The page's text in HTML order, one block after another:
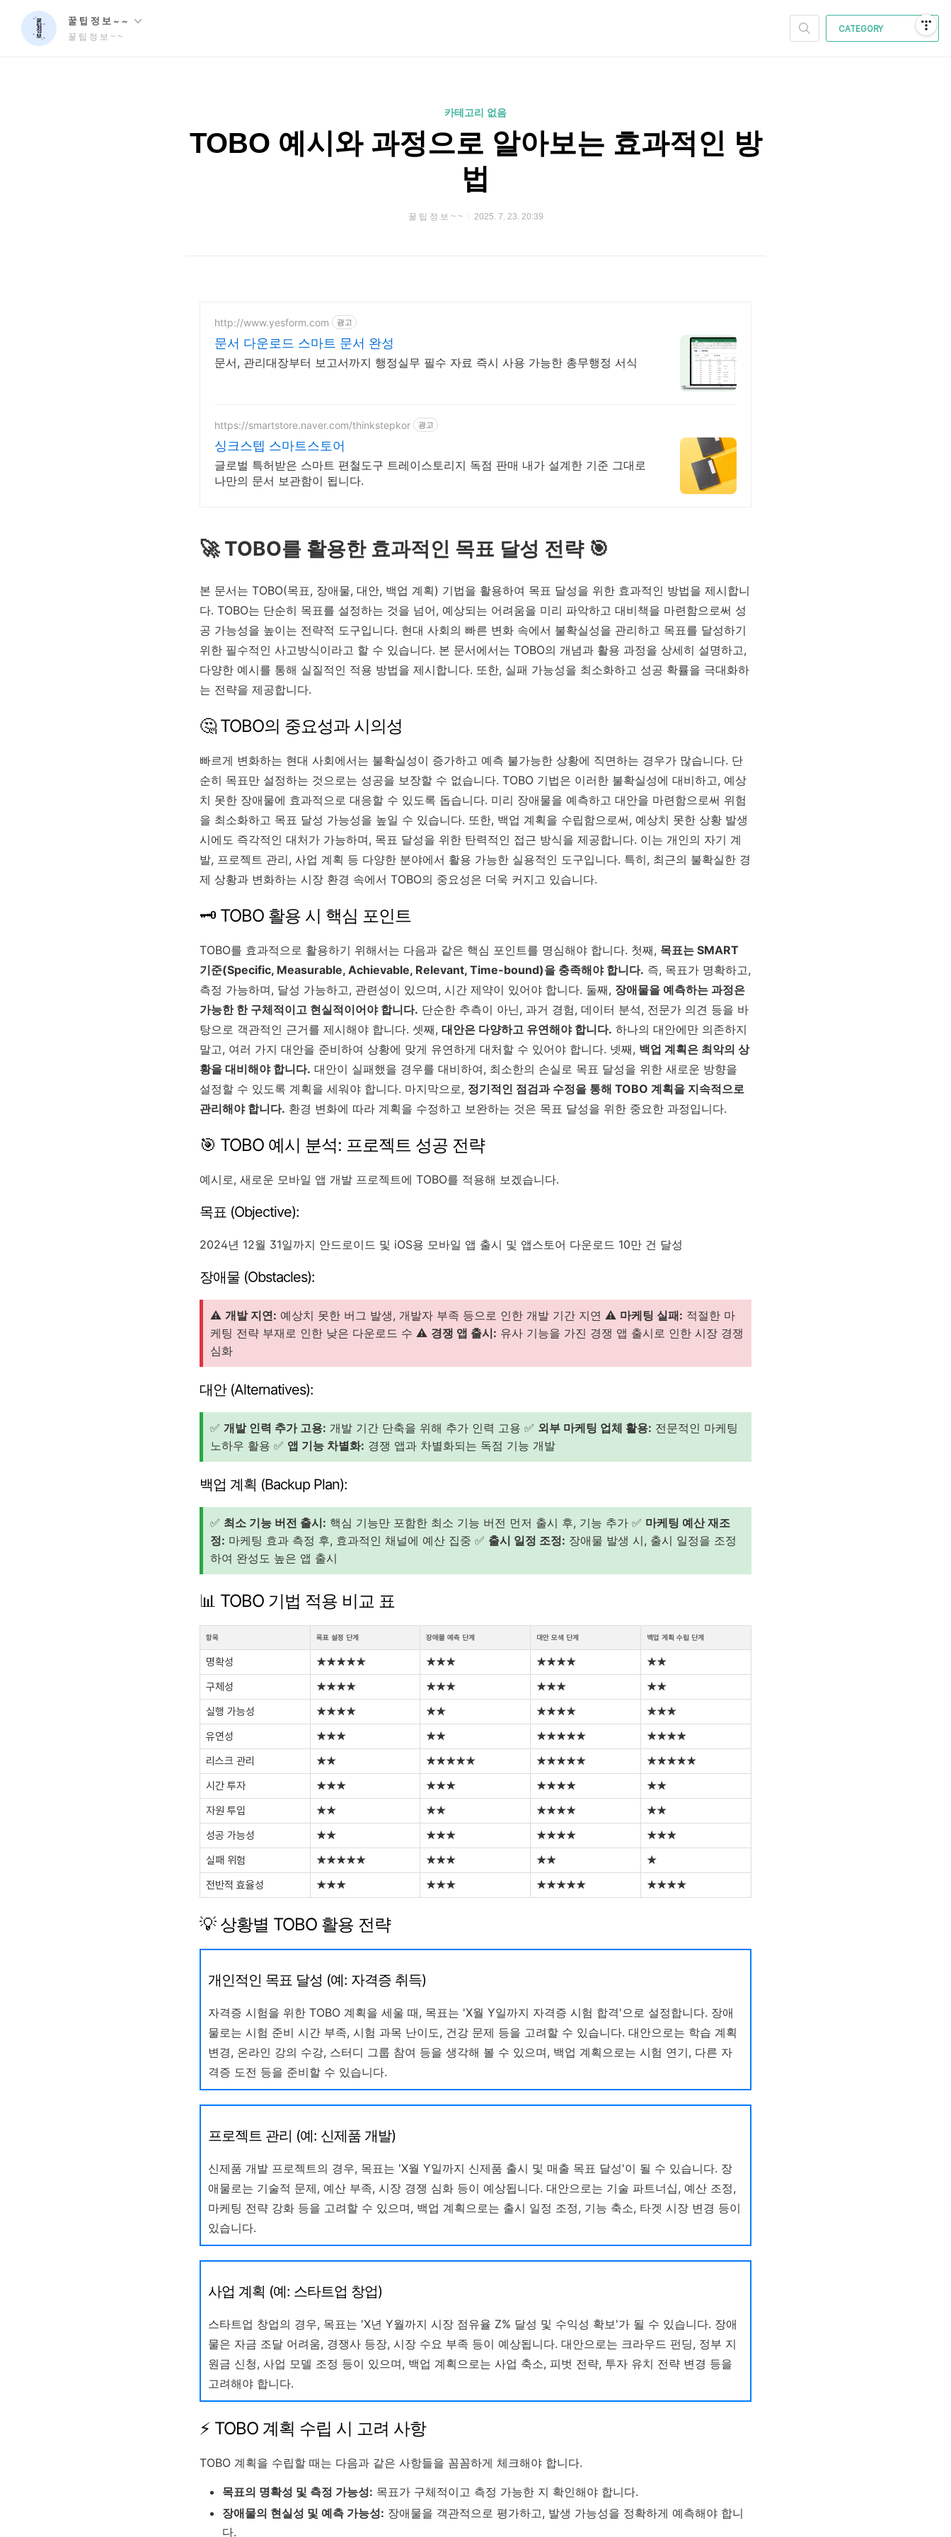
꿀 팁 정 보 ~ ~
꿀 팁 정 보 ~ ~
CATEGORY
카테고리 없음
TOBO 예시와 과정으로 알아보는 효과적인 방
법
꿀 팁 정 보 ~ ~ 2025. 7. 23. 20:39
http://www.yesform.com 광고
문서 다운로드 스마트 문서 완성
문서, 관리대장부터 보고서까지 행정실무 필수 자료 즉시 사용 가능한 총무행정 서식
https://smartstore.naver.com/thinkstepkor 광고
싱크스텝 스마트스토어
글로벌 특허받은 스마트 편철도구 트레이스토리지 독점 판매 내가 설계한 기준 그대로
나만의 문서 보관함이 됩니다.
🚀 TOBO를 활용한 효과적인 목표 달성 전략 🎯
본 문서는 TOBO(목표, 장애물, 대안, 백업 계획) 기법을 활용하여 목표 달성을 위한 효과적인 방법을 제시합니
다. TOBO는 단순히 목표를 설정하는 것을 넘어, 예상되는 어려움을 미리 파악하고 대비책을 마련함으로써 성
공 가능성을 높이는 전략적 도구입니다. 현대 사회의 빠른 변화 속에서 불확실성을 관리하고 목표를 달성하기
위한 필수적인 사고방식이라고 할 수 있습니다. 본 문서에서는 TOBO의 개념과 활용 과정을 상세히 설명하고,
다양한 예시를 통해 실질적인 적용 방법을 제시합니다. 또한, 실패 가능성을 최소화하고 성공 확률을 극대화하
는 전략을 제공합니다.
🤔 TOBO의 중요성과 시의성
빠르게 변화하는 현대 사회에서는 불확실성이 증가하고 예측 불가능한 상황에 직면하는 경우가 많습니다. 단
순히 목표만 설정하는 것으로는 성공을 보장할 수 없습니다. TOBO 기법은 이러한 불확실성에 대비하고, 예상
치 못한 장애물에 효과적으로 대응할 수 있도록 돕습니다. 미리 장애물을 예측하고 대안을 마련함으로써 위험
을 최소화하고 목표 달성 가능성을 높일 수 있습니다. 또한, 백업 계획을 수립함으로써, 예상치 못한 상황 발생
시에도 즉각적인 대처가 가능하며, 목표 달성을 위한 탄력적인 접근 방식을 제공합니다. 이는 개인의 자기 계
발, 프로젝트 관리, 사업 계획 등 다양한 분야에서 활용 가능한 실용적인 도구입니다. 특히, 최근의 불확실한 경
제 상황과 변화하는 시장 환경 속에서 TOBO의 중요성은 더욱 커지고 있습니다.
🗝️ TOBO 활용 시 핵심 포인트
TOBO를 효과적으로 활용하기 위해서는 다음과 같은 핵심 포인트를 명심해야 합니다. 첫째, 목표는 SMART
기준(Specific, Measurable, Achievable, Relevant, Time-bound)을 충족해야 합니다. 즉, 목표가 명확하고,
측정 가능하며, 달성 가능하고, 관련성이 있으며, 시간 제약이 있어야 합니다. 둘째, 장애물을 예측하는 과정은
가능한 한 구체적이고 현실적이어야 합니다. 단순한 추측이 아닌, 과거 경험, 데이터 분석, 전문가 의견 등을 바
탕으로 객관적인 근거를 제시해야 합니다. 셋째, 대안은 다양하고 유연해야 합니다. 하나의 대안에만 의존하지
말고, 여러 가지 대안을 준비하여 상황에 맞게 유연하게 대처할 수 있어야 합니다. 넷째, 백업 계획은 최악의 상
황을 대비해야 합니다. 대안이 실패했을 경우를 대비하여, 최소한의 손실로 목표 달성을 위한 새로운 방향을
설정할 수 있도록 계획을 세워야 합니다. 마지막으로, 정기적인 점검과 수정을 통해 TOBO 계획을 지속적으로
관리해야 합니다. 환경 변화에 따라 계획을 수정하고 보완하는 것은 목표 달성을 위한 중요한 과정입니다.
🎯 TOBO 예시 분석: 프로젝트 성공 전략
예시로, 새로운 모바일 앱 개발 프로젝트에 TOBO를 적용해 보겠습니다.
목표 (Objective):
2024년 12월 31일까지 안드로이드 및 iOS용 모바일 앱 출시 및 앱스토어 다운로드 10만 건 달성
장애물 (Obstacles):
⚠️ 개발 지연: 예상치 못한 버그 발생, 개발자 부족 등으로 인한 개발 기간 지연 ⚠️ 마케팅 실패: 적절한 마
케팅 전략 부재로 인한 낮은 다운로드 수 ⚠️ 경쟁 앱 출시: 유사 기능을 가진 경쟁 앱 출시로 인한 시장 경쟁
심화
대안 (Alternatives):
✅ 개발 인력 추가 고용: 개발 기간 단축을 위해 추가 인력 고용 ✅ 외부 마케팅 업체 활용: 전문적인 마케팅
노하우 활용 ✅ 앱 기능 차별화: 경쟁 앱과 차별화되는 독점 기능 개발
백업 계획 (Backup Plan):
✅ 최소 기능 버전 출시: 핵심 기능만 포함한 최소 기능 버전 먼저 출시 후, 기능 추가 ✅ 마케팅 예산 재조
정: 마케팅 효과 측정 후, 효과적인 채널에 예산 집중 ✅ 출시 일정 조정: 장애물 발생 시, 출시 일정을 조정
하여 완성도 높은 앱 출시
📊 TOBO 기법 적용 비교 표
항목 목표 설정 단계 장애물 예측 단계 대안 모색 단계 백업 계획 수립 단계
명확성 ★★★★★ ★★★ ★★★★
★★
구체성
★★★★ ★★★ ★★★
★★
실행 가능성
★★★★ ★★ ★★★★
★★★
유연성
★★★ ★★ ★★★★★
★★★★
리스크 관리
★★ ★★★★★ ★★★★★
★★★★★
시간 투자
★★★ ★★★ ★★★★
★★
자원 투입
★★ ★★ ★★★★
★★
성공 가능성
★★ ★★★ ★★★★
★★★
실패 위험
★★★★★ ★★★ ★★
★
전반적 효율성
★★★ ★★★ ★★★★★ ★★★★
💡 상황별 TOBO 활용 전략
개인적인 목표 달성 (예: 자격증 취득)
자격증 시험을 위한 TOBO 계획을 세울 때, 목표는 'X월 Y일까지 자격증 시험 합격'으로 설정합니다. 장애
물로는 시험 준비 시간 부족, 시험 과목 난이도, 건강 문제 등을 고려할 수 있습니다. 대안으로는 학습 계획
변경, 온라인 강의 수강, 스터디 그룹 참여 등을 생각해 볼 수 있으며, 백업 계획으로는 시험 연기, 다른 자
격증 도전 등을 준비할 수 있습니다.
프로젝트 관리 (예: 신제품 개발)
신제품 개발 프로젝트의 경우, 목표는 'X월 Y일까지 신제품 출시 및 매출 목표 달성'이 될 수 있습니다. 장
애물로는 기술적 문제, 예산 부족, 시장 경쟁 심화 등이 예상됩니다. 대안으로는 기술 파트너십, 예산 조정,
마케팅 전략 강화 등을 고려할 수 있으며, 백업 계획으로는 출시 일정 조정, 기능 축소, 타겟 시장 변경 등이
있습니다.
사업 계획 (예: 스타트업 창업)
스타트업 창업의 경우, 목표는 'X년 Y월까지 시장 점유율 Z% 달성 및 수익성 확보'가 될 수 있습니다. 장애
물은 자금 조달 어려움, 경쟁사 등장, 시장 수요 부족 등이 예상됩니다. 대안으로는 크라우드 펀딩, 정부 지
원금 신청, 사업 모델 조정 등이 있으며, 백업 계획으로는 사업 축소, 피벗 전략, 투자 유치 전략 변경 등을
고려해야 합니다.
⚡ TOBO 계획 수립 시 고려 사항
TOBO 계획을 수립할 때는 다음과 같은 사항들을 꼼꼼하게 체크해야 합니다.
목표의 명확성 및 측정 가능성: 목표가 구체적이고 측정 가능한 지 확인해야 합니다.
장애물의 현실성 및 예측 가능성: 장애물을 객관적으로 평가하고, 발생 가능성을 정확하게 예측해야 합니
다.